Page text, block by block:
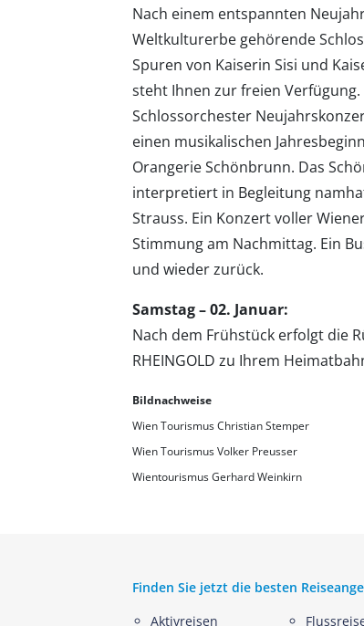
Nach einem entspannten
Weltkulturerbe gehörende
Spuren von Kaiserin Sisi und
steht Ihnen zur freien Verfügung.
Schlossorchester
einen musikalischen
Orangerie Schönbrunn. Das
interpretiert in Begleitung
Strauss. Ein Konzert voller
Stimmung am Nachmittag. Ein
und wieder zurück.
Samstag – 02. Januar:
Nach dem Frühstück erfolgt die
RHEINGOLD zu Ihrem
Bildnachweise
Wien Tourismus Christian Stemper
Wien Tourismus Volker Preusser
Wientourismus Gerhard Weinkirn
Finden Sie jetzt die besten
Aktivreisen